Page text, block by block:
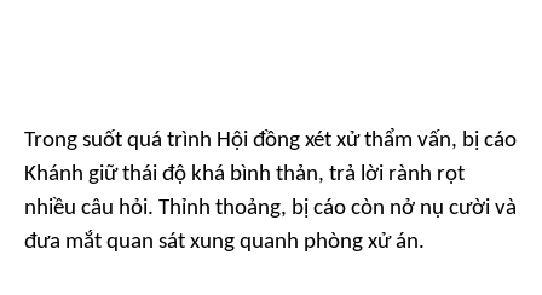
Trong suốt quá trình Hội đồng xét xử thẩm vấn, bị cáo
Khánh giữ thái độ khá bình thản, trả lời rành rọt
nhiều câu hỏi. Thỉnh thoảng, bị cáo còn nở nụ cười và
đưa mắt quan sát xung quanh phòng xử án.